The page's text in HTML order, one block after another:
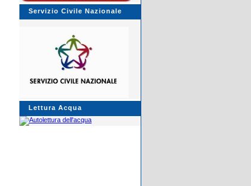
Servizio Civile Nazionale
Lettura Acqua